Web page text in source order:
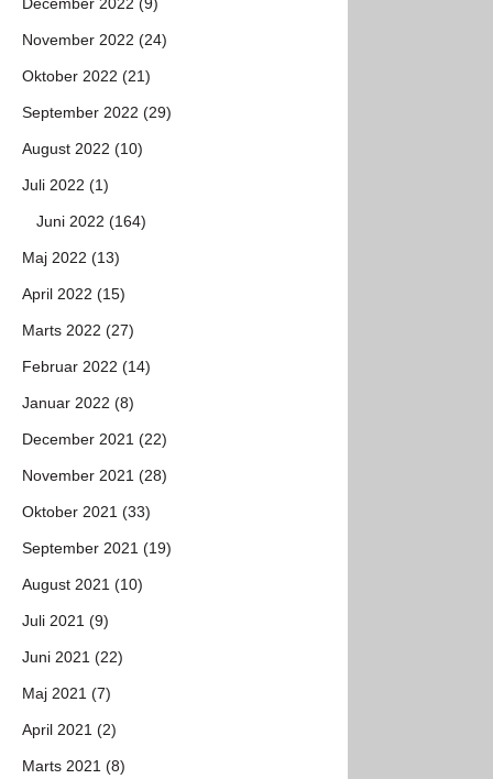
November 2022 (24)
Oktober 2022 (21)
September 2022 (29)
August 2022 (10)
Juli 2022 (1)
Juni 2022 (164)
Maj 2022 (13)
April 2022 (15)
Marts 2022 (27)
Februar 2022 (14)
Januar 2022 (8)
December 2021 (22)
November 2021 (28)
Oktober 2021 (33)
September 2021 (19)
August 2021 (10)
Juli 2021 (9)
Juni 2021 (22)
Maj 2021 (7)
April 2021 (2)
Marts 2021 (8)